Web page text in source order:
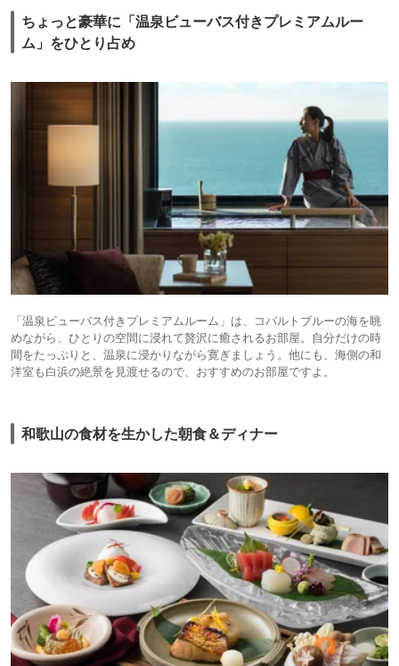
ちょっと豪華に「温泉ビューバス付きプレミアムルー
ム」をひとり占め
「温泉ビューバス付きプレミアムルーム」は、コバルトブルーの海を眺
めながら、ひとりの空間に浸れて贅沢に癒されるお部屋。自分だけの時
間をたっぷりと、温泉に浸かりながら寛ぎましょう。他にも、海側の和
洋室も白浜の絶景を見渡せるので、おすすめのお部屋ですよ。
和歌山の食材を生かした朝食＆ディナー